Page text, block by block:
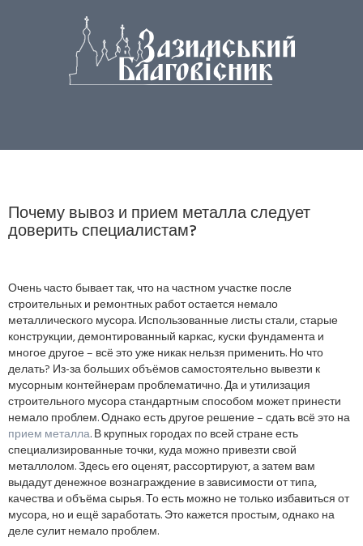
Почему вывоз и прием металла следует
доверить специалистам?
Очень часто бывает так, что на частном участке после
строительных и ремонтных работ остается немало
металлического мусора. Использованные листы стали, старые
конструкции, демонтированный каркас, куски фундамента и
многое другое – всё это уже никак нельзя применить. Но что
делать? Из-за больших объёмов самостоятельно вывезти к
мусорным контейнерам проблематично. Да и утилизация
строительного мусора стандартным способом может принести
немало проблем. Однако есть другое решение – сдать всё это на
прием металла. В крупных городах по всей стране есть
специализированные точки, куда можно привезти свой
металлолом. Здесь его оценят, рассортируют, а затем вам
выдадут денежное вознаграждение в зависимости от типа,
качества и объёма сырья. То есть можно не только избавиться от
мусора, но и ещё заработать. Это кажется простым, однако на
деле сулит немало проблем.